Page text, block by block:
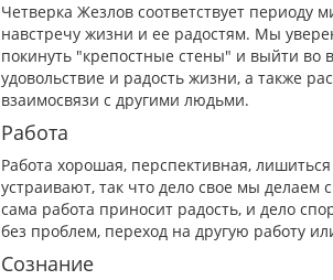
Четверка Жезлов соответствует периоду
навстречу жизни и ее радостям. Мы
покинуть "крепостные стены" и выйти
удовольствие и радость жизни, а также
взаимосвязи с другими людьми.
Работа
Работа хорошая, перспективная,
устраивают, так что дело свое мы делаем
сама работа приносит радость, и дело
без проблем, переход на другую работу
Сознание